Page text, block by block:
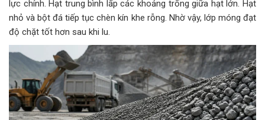
lực chính. Hạt trung bình lấp các khoảng trống giữa hạt lớn. Hạt
nhỏ và bột đá tiếp tục chèn kín khe rỗng. Nhờ vậy, lớp móng đạt
độ chặt tốt hơn sau khi lu.